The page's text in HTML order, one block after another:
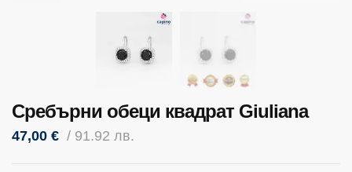
Сребърни обеци квадрат Giuliana
47,00 € / 91.92 лв.